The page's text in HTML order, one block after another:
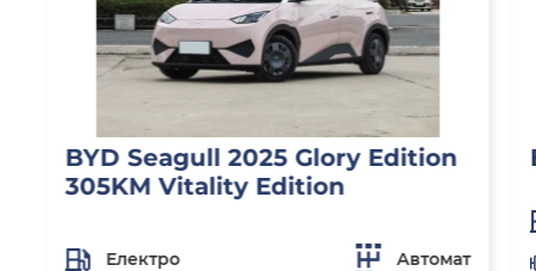
BYD Seagull 2025 Glory Edition
305KM Vitality Edition
Електро
Автомат